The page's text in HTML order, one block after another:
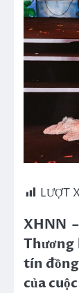
LƯỢT
XHNN
Thương
tín
của